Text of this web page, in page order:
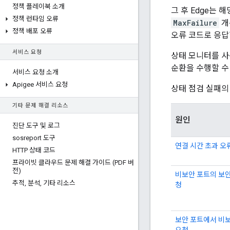
정책 플레이북 소개
정책 런타임 오류
정책 배포 오류
서비스 요청
서비스 요청 소개
Apigee 서비스 요청
기타 문제 해결 리소스
진단 도구 및 로그
sosreport 도구
HTTP 상태 코드
프라이빗 클라우드 문제 해결 가이드 (PDF 버
전)
추적, 분석, 기타 리소스
그 후 Edge는 해
MaxFailure
오류 코드로 응
상태 모니터를
순환을 수행할
상태 점검 실패
원인
연결 시간 초과 오
비보안 포트의 보
청
보안 포트에서 비